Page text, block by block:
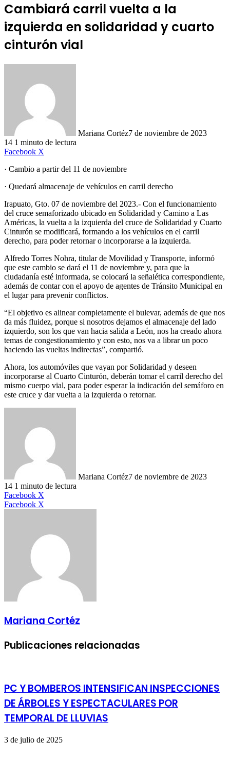
Cambiará carril vuelta a la
izquierda en solidaridad y cuarto
cinturón vial
Mariana Cortéz7 de noviembre de 2023
14 1 minuto de lectura
Facebook X
· Cambio a partir del 11 de noviembre
· Quedará almacenaje de vehículos en carril derecho
Irapuato, Gto. 07 de noviembre del 2023.- Con el funcionamiento
del cruce semaforizado ubicado en Solidaridad y Camino a Las
Américas, la vuelta a la izquierda del cruce de Solidaridad y Cuarto
Cinturón se modificará, formando a los vehículos en el carril
derecho, para poder retornar o incorporarse a la izquierda.
Alfredo Torres Nohra, titular de Movilidad y Transporte, informó
que este cambio se dará el 11 de noviembre y, para que la
ciudadanía esté informada, se colocará la señalética correspondiente,
además de contar con el apoyo de agentes de Tránsito Municipal en
el lugar para prevenir conflictos.
“El objetivo es alinear completamente el bulevar, además de que nos
da más fluidez, porque si nosotros dejamos el almacenaje del lado
izquierdo, son los que van hacia salida a León, nos ha creado ahora
temas de congestionamiento y con esto, nos va a librar un poco
haciendo las vueltas indirectas”, compartió.
Ahora, los automóviles que vayan por Solidaridad y deseen
incorporarse al Cuarto Cinturón, deberán tomar el carril derecho del
mismo cuerpo vial, para poder esperar la indicación del semáforo en
este cruce y dar vuelta a la izquierda o retornar.
Mariana Cortéz7 de noviembre de 2023
14 1 minuto de lectura
Facebook X
Facebook X
Mariana Cortéz
Publicaciones relacionadas
PC Y BOMBEROS INTENSIFICAN INSPECCIONES
DE ÁRBOLES Y ESPECTACULARES POR
TEMPORAL DE LLUVIAS
3 de julio de 2025